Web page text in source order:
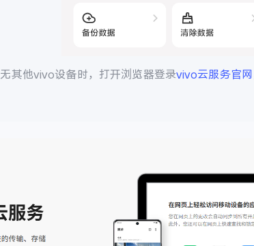
无其他vivo设备时，打开浏览器登录vivo云服务官网